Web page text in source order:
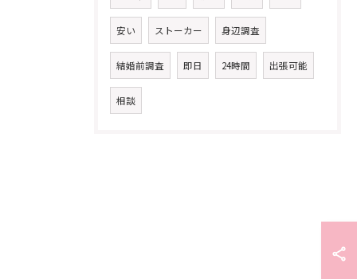
安い ストーカー 身辺調査
結婚前調査 即日 24時間 出張可能
相談